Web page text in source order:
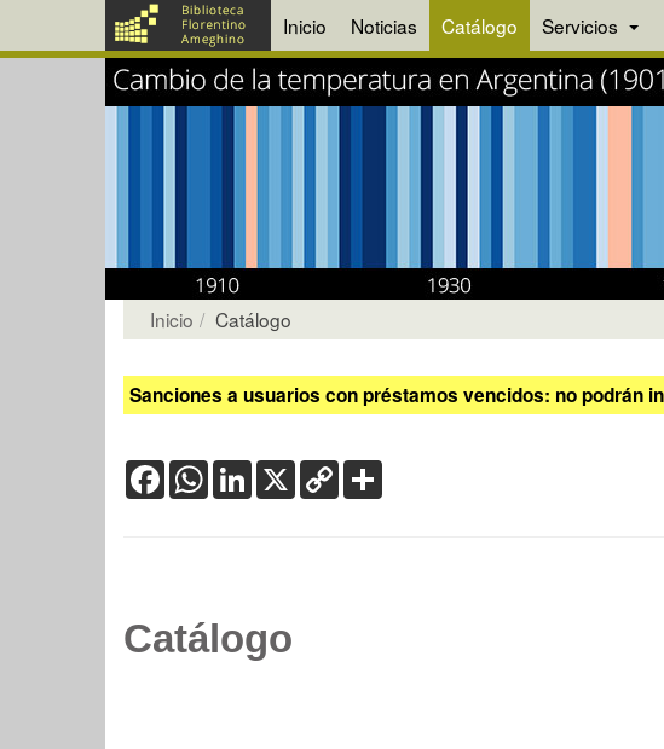
Inicio Noticias Catálogo Servicios
Inicio Catálogo
Sanciones a usuarios con préstamos vencidos: no podrán
FacebookWhatsApp
LinkedIn
X Copy
Link
Catálogo